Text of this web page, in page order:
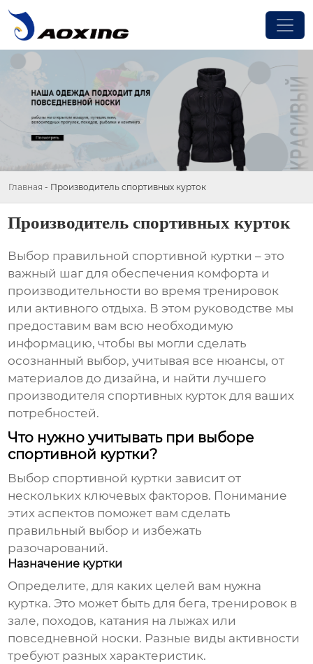
Главная - Производитель спортивных курток
Производитель спортивных курток
Выбор правильной спортивной куртки – это
важный шаг для обеспечения комфорта и
производительности во время тренировок
или активного отдыха. В этом руководстве мы
предоставим вам всю необходимую
информацию, чтобы вы могли сделать
осознанный выбор, учитывая все нюансы, от
материалов до дизайна, и найти лучшего
производителя спортивных курток для ваших
потребностей.
Что нужно учитывать при выборе
спортивной куртки?
Выбор спортивной куртки зависит от
нескольких ключевых факторов. Понимание
этих аспектов поможет вам сделать
правильный выбор и избежать
разочарований.
Назначение куртки
Определите, для каких целей вам нужна
куртка. Это может быть для бега, тренировок в
зале, походов, катания на лыжах или
повседневной носки. Разные виды активности
требуют разных характеристик.